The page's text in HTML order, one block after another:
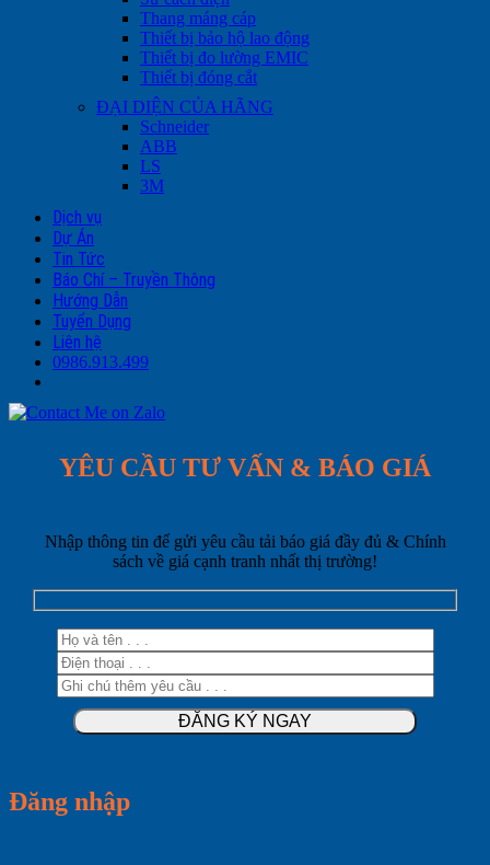
Thang máng cáp
Thiết bị bảo hộ lao động
Thiết bị đo lường EMIC
Thiết bị đóng cắt
ĐẠI DIỆN CỦA HÃNG
Schneider
ABB
LS
3M
Dịch vụ
Dự Án
Tin Tức
Báo Chí – Truyền Thông
Hướng Dẫn
Tuyển Dụng
Liên hệ
0986.913.499
YÊU CẦU TƯ VẤN & BÁO GIÁ
Nhập thông tin để gửi yêu cầu tải báo giá đầy đủ & Chính
sách về giá cạnh tranh nhất thị trường!
Đăng nhập